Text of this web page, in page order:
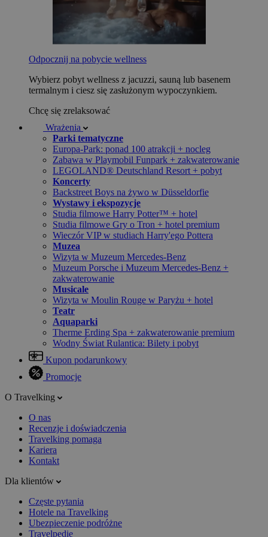
Odpocznij na pobycie wellness
Wybierz pobyt wellness z jacuzzi, sauną lub basenem
termalnym i ciesz się zasłużonym wypoczynkiem.
Chcę się zrelaksować
Wrażenia
Parki tematyczne
Europa-Park: ponad 100 atrakcji + nocleg
Zabawa w Playmobil Funpark + zakwaterowanie
LEGOLAND® Deutschland Resort + pobyt
Koncerty
Backstreet Boys na żywo w Düsseldorfie
Wystawy i ekspozycje
Studia filmowe Harry Potter™ + hotel
Studia filmowe Gry o Tron + hotel premium
Wieczór VIP w studiach Harry'ego Pottera
Muzea
Wizyta w Muzeum Mercedes-Benz
Muzeum Porsche i Muzeum Mercedes-Benz +
zakwaterowanie
Musicale
Wizyta w Moulin Rouge w Paryżu + hotel
Teatr
Aquaparki
Therme Erding Spa + zakwaterowanie premium
Wodny Świat Rulantica: Bilety i pobyt
Kupon podarunkowy
Promocje
O Travelking
O nas
Recenzje i doświadczenia
Travelking pomaga
Kariera
Kontakt
Dla klientów
Częste pytania
Hotele na Travelking
Ubezpieczenie podróżne
Travelpedie